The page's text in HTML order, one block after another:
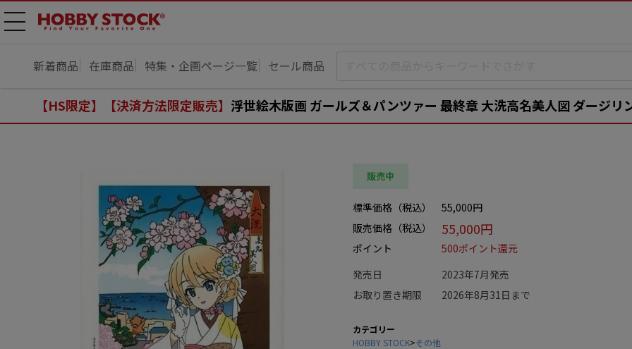
メニ
新着商品 在庫商品 特集・企画ページ一覧 セール商品
【HS限定】【決済方法限定販売】 浮世絵木版画 ガールズ＆パンツァー 最終章 大洗高名美人図 ダージリ
販売中
標準価格（税込）
55,000円
販売価格（税込）
55,000円
ポイント
500ポイント還元
発売日
2023年7月発売
お取り置き期限
2026年8月31日まで
カテゴリー
HOBBY STOCK>その他